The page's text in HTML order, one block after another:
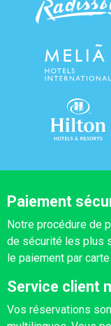
Paiement
Notre procédure de
de sécurité les plus
le paiement par
Service client
Vos réservations